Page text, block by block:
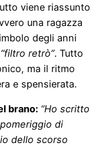
viene riassunto
una ragazza
degli anni
“filtro retrò”. Tutto
ma il ritmo
e spensierata.
brano: “Ho scritto
di
dello scorso